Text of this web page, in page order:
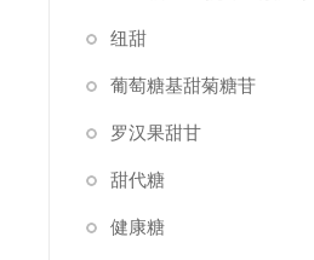
纽甜
葡萄糖基甜菊糖苷
罗汉果甜甘
甜代糖
健康糖